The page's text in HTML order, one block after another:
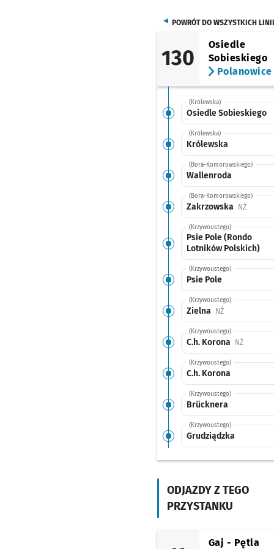
POWRÓT DO WSZYSTKICH LINII
130
Osiedle
Sobieskiego
Polanowice
(Królewska)
Osiedle Sobieskiego
(Królewska)
Królewska
(Bora-Komorowskiego)
Wallenroda
(Bora-Komorowskiego)
Zakrzowska NŻ
(Krzywoustego)
Psie Pole (Rondo
Lotników Polskich)
(Krzywoustego)
Psie Pole
(Krzywoustego)
Zielna NŻPrzystanek na
(Krzywoustego)
C.h. Korona NŻ
(Krzywoustego)
C.h. Korona
(Krzywoustego)
Brücknera
(Krzywoustego)
Grudziądzka
(Boya-Żeleńskiego)
ODJAZDY Z TEGO
PRZYSTANKU
Gaj - Pętla